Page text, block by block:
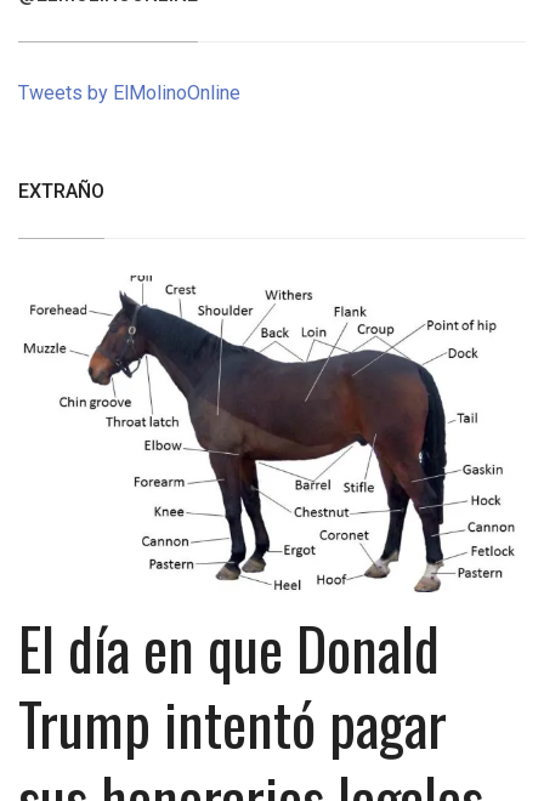
Tweets by ElMolinoOnline
EXTRAÑO
El día en que Donald
Trump intentó pagar